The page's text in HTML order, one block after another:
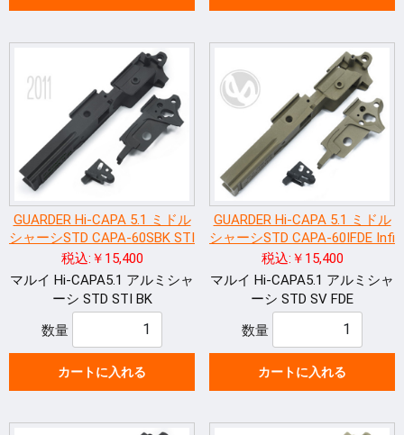
GUARDER Hi-CAPA 5.1 ミドル
シャーシSTD CAPA-60SBK STI
税込:￥15,400
マルイ Hi-CAPA5.1 アルミシャ
ーシ STD STI BK
数量
カートに入れる
GUARDER Hi-CAPA 5.1 ミドル
シャーシSTD CAPA-60IFDE Infi
税込:￥15,400
マルイ Hi-CAPA5.1 アルミシャ
ーシ STD SV FDE
数量
カートに入れる